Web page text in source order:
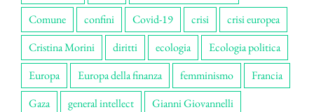
Comune
confini Covid-19 crisi
crisi europea
Cristina Morini
diritti ecologia
Ecologia politica
Europa
Europa della finanza femminismo
Francia
Gaza
general intellect
Gianni Giovannelli